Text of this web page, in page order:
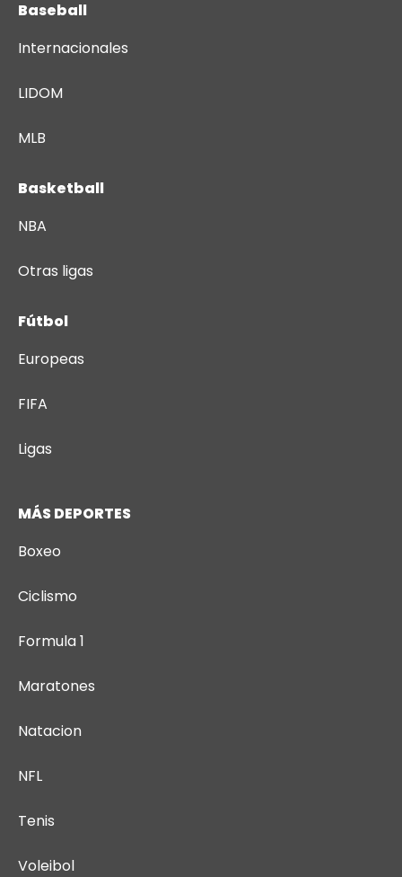
Baseball
Internacionales
LIDOM
MLB
Basketball
NBA
Otras ligas
Fútbol
Europeas
FIFA
Ligas
MÁS DEPORTES
Boxeo
Ciclismo
Formula 1
Maratones
Natacion
NFL
Tenis
Voleibol